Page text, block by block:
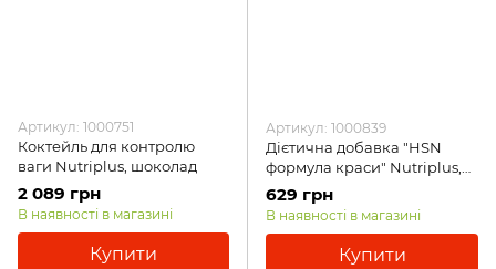
Артикул: 1000751
Коктейль для контролю
ваги Nutriplus, шоколад
2 089 грн
В наявності в магазині
Купити
Артикул: 1000839
Дієтична добавка "HSN
формула краси" Nutriplus,
30 шт
629 грн
В наявності в магазині
Купити